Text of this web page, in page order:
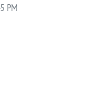
PM